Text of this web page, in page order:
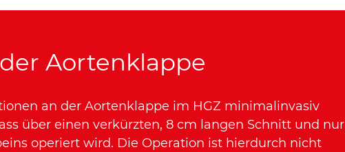
Aortenklappe
an der Aortenklappe im HGZ minimalinvasiv
über einen verkürzten, 8 cm langen Schnitt und nur
operiert wird. Die Operation ist hierdurch nicht